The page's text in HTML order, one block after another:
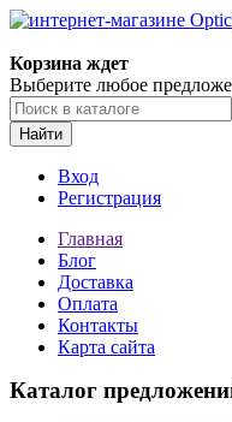
Корзина ждет
Выберите любое
Найти
Вход
Регистрация
Главная
Блог
Доставка
Оплата
Контакты
Карта сайта
Каталог